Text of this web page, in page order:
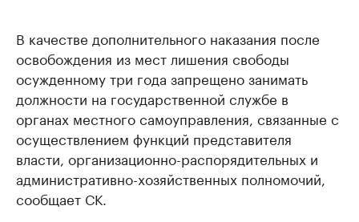
В качестве дополнительного наказания после
освобождения из мест лишения свободы
осужденному три года запрещено занимать
должности на государственной службе в
органах местного самоуправления, связанные с
осуществлением функций представителя
власти, организационно-распорядительных и
административно-хозяйственных полномочий,
сообщает СК.